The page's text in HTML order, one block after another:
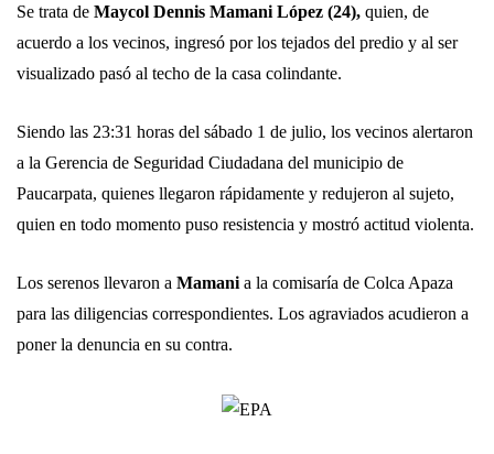
Se trata de Maycol Dennis Mamani López (24), quien, de
acuerdo a los vecinos, ingresó por los tejados del predio y al ser
visualizado pasó al techo de la casa colindante.
Siendo las 23:31 horas del sábado 1 de julio, los vecinos alertaron
a la Gerencia de Seguridad Ciudadana del municipio de
Paucarpata, quienes llegaron rápidamente y redujeron al sujeto,
quien en todo momento puso resistencia y mostró actitud violenta.
Los serenos llevaron a Mamani a la comisaría de Colca Apaza
para las diligencias correspondientes. Los agraviados acudieron a
poner la denuncia en su contra.